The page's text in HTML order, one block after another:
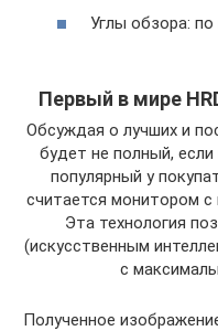
Углы обзора: по
Первый в мире
Обсуждая о лучших и
будет не полный,
популярный у
считается монитором с
Эта технология
(искусственным
с
Полученное